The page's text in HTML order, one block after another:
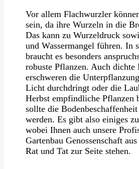
Vor allem Flachwurzler
sein, da ihre Wurzeln in die
Das kann zu Wurzeldruck
und Wassermangel führen. In
braucht es besonders
robuste Pflanzen. Auch dichte
erschweren die
Licht durchdringt oder die
Herbst empfindliche Pflanzen
sollte die Bodenbeschaffenheit
werden. Es gibt also einiges
wobei Ihnen auch unsere
Gartenbau Genossenschaft
Rat und Tat zur Seite stehen.